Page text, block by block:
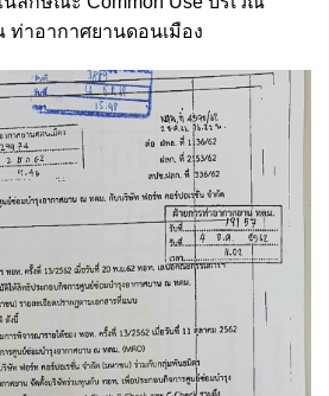
าอากาศยานดอนเมือง